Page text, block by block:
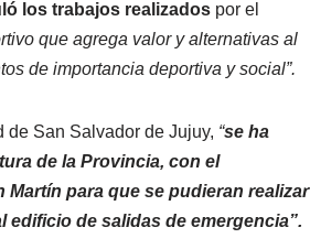
los trabajos realizados por el
que agrega valor y alternativas al
de importancia deportiva y social”.
San Salvador de Jujuy, “se ha
de la Provincia, con el
para que se pudieran realizar
de salidas de emergencia”.